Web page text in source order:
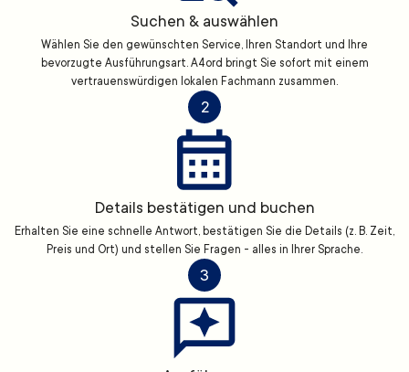
Suchen & auswählen
Wählen Sie den gewünschten Service, Ihren Standort und Ihre
bevorzugte Ausführungsart. A4ord bringt Sie sofort mit einem
vertrauenswürdigen lokalen Fachmann zusammen.
2
Details bestätigen und buchen
Erhalten Sie eine schnelle Antwort, bestätigen Sie die Details (z. B. Zeit,
Preis und Ort) und stellen Sie Fragen - alles in Ihrer Sprache.
3